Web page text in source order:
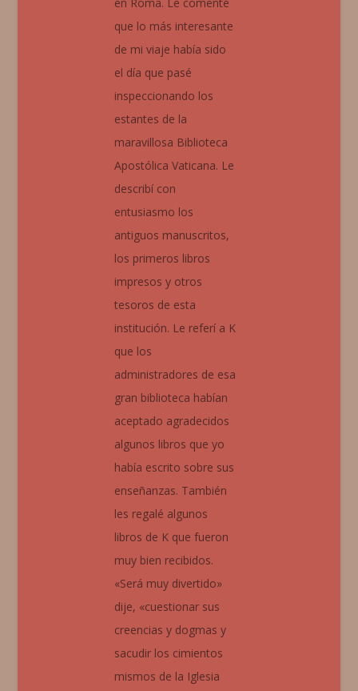
que lo más interesante
de mi viaje había sido
el día que pasé
inspeccionando los
estantes de la
maravillosa Biblioteca
Apostólica Vaticana. Le
describí con
entusiasmo los
antiguos manuscritos,
los primeros libros
impresos y otros
tesoros de esta
institución. Le referí a K
que los
administradores de esa
gran biblioteca habían
aceptado agradecidos
algunos libros que yo
había escrito sobre sus
enseñanzas. También
les regalé algunos
libros de K que fueron
muy bien recibidos.
«Será muy divertido»
dije, «cuestionar sus
creencias y dogmas y
sacudir los cimientos
mismos de la Iglesia